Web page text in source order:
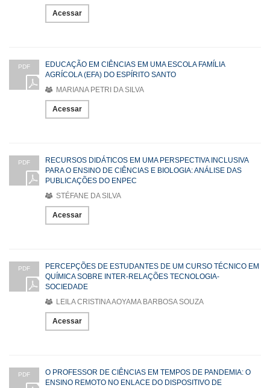
Acessar
PDF
EDUCAÇÃO EM CIÊNCIAS EM UMA ESCOLA FAMÍLIA
AGRÍCOLA (EFA) DO ESPÍRITO SANTO
MARIANA PETRI DA SILVA
Acessar
PDF
RECURSOS DIDÁTICOS EM UMA PERSPECTIVA INCLUSIVA
PARA O ENSINO DE CIÊNCIAS E BIOLOGIA: ANÁLISE DAS
PUBLICAÇÕES DO ENPEC
STÉFANE DA SILVA
Acessar
PDF
PERCEPÇÕES DE ESTUDANTES DE UM CURSO TÉCNICO EM
QUÍMICA SOBRE INTER-RELAÇÕES TECNOLOGIA-
SOCIEDADE
LEILA CRISTINA AOYAMA BARBOSA SOUZA
Acessar
PDF
O PROFESSOR DE CIÊNCIAS EM TEMPOS DE PANDEMIA: O
ENSINO REMOTO NO ENLACE DO DISPOSITIVO DE